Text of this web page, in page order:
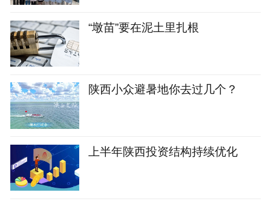
“墩苗”要在泥土里扎根
陕西小众避暑地你去过几个？
上半年陕西投资结构持续优化